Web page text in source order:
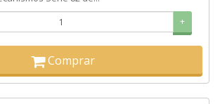
+
Comprar